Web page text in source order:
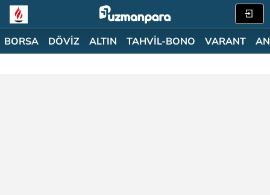
BORSA DÖVİZ ALTIN TAHVİL-BONO VARANT